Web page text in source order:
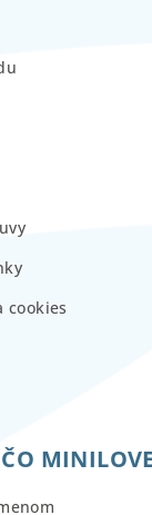
cookies
MINILOVE